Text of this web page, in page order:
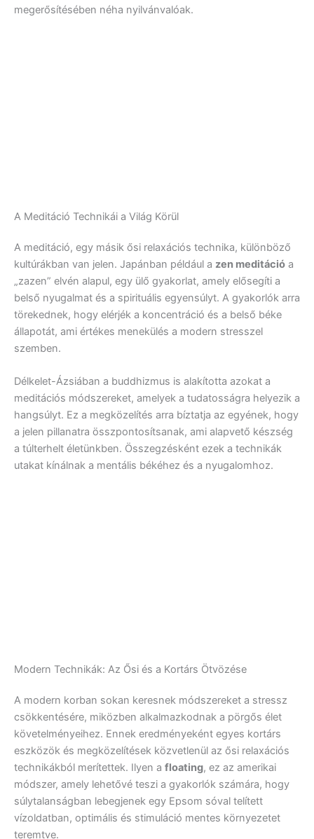
megerősítésében néha nyilvánvalóak.
A Meditáció Technikái a Világ Körül
A meditáció, egy másik ősi relaxációs technika, különböző
kultúrákban van jelen. Japánban például a zen meditáció a
„zazen” elvén alapul, egy ülő gyakorlat, amely elősegíti a
belső nyugalmat és a spirituális egyensúlyt. A gyakorlók arra
törekednek, hogy elérjék a koncentráció és a belső béke
állapotát, ami értékes menekülés a modern stresszel
szemben.
Délkelet-Ázsiában a buddhizmus is alakította azokat a
meditációs módszereket, amelyek a tudatosságra helyezik a
hangsúlyt. Ez a megközelítés arra bíztatja az egyének, hogy
a jelen pillanatra összpontosítsanak, ami alapvető készség
a túlterhelt életünkben. Összegzésként ezek a technikák
utakat kínálnak a mentális békéhez és a nyugalomhoz.
Modern Technikák: Az Ősi és a Kortárs Ötvözése
A modern korban sokan keresnek módszereket a stressz
csökkentésére, miközben alkalmazkodnak a pörgős élet
követelményeihez. Ennek eredményeként egyes kortárs
eszközök és megközelítések közvetlenül az ősi relaxációs
technikákból merítettek. Ilyen a floating, ez az amerikai
módszer, amely lehetővé teszi a gyakorlók számára, hogy
súlytalanságban lebegjenek egy Epsom sóval telített
vízoldatban, optimális és stimuláció mentes környezetet
teremtve.